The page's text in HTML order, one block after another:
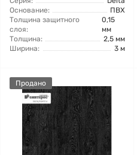
Основание:
ПВХ
Толщина защитного
слоя:
0,15
мм
Толщина:
2,5 мм
Ширина:
3 м
Продано